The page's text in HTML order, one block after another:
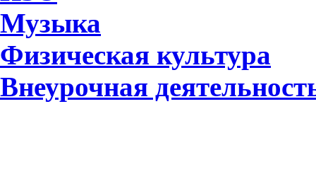
Музыка
Физическая культура
Внеурочная